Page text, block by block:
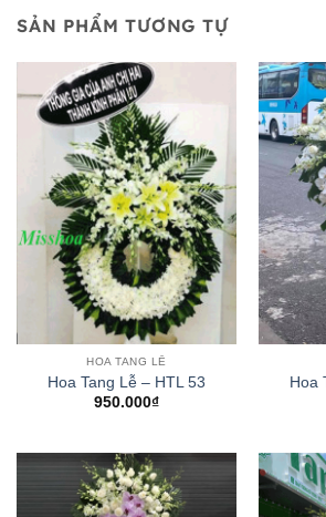
SẢN PHẨM TƯƠNG TỰ
HOA TANG LỄ
Hoa Tang Lễ – HTL 53
950.000₫
Hoa